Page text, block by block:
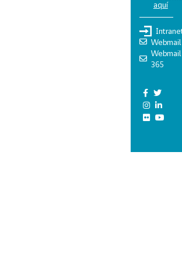
aquí
Webmail
Webmail
365